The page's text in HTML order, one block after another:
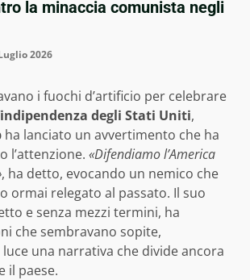
la minaccia comunista negli
2026
i fuochi d’artificio per celebrare
degli Stati Uniti,
ha lanciato un avvertimento che ha
l’attenzione. «Difendiamo l’America
, ha detto, evocando un nemico che
ormai relegato al passato. Il suo
e senza mezzi termini, ha
che sembravano sopite,
una narrativa che divide ancora
il paese.